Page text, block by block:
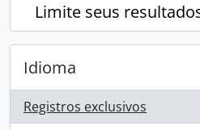
Limite seus
Idioma
Registros exclusivos
, 17708 resultados